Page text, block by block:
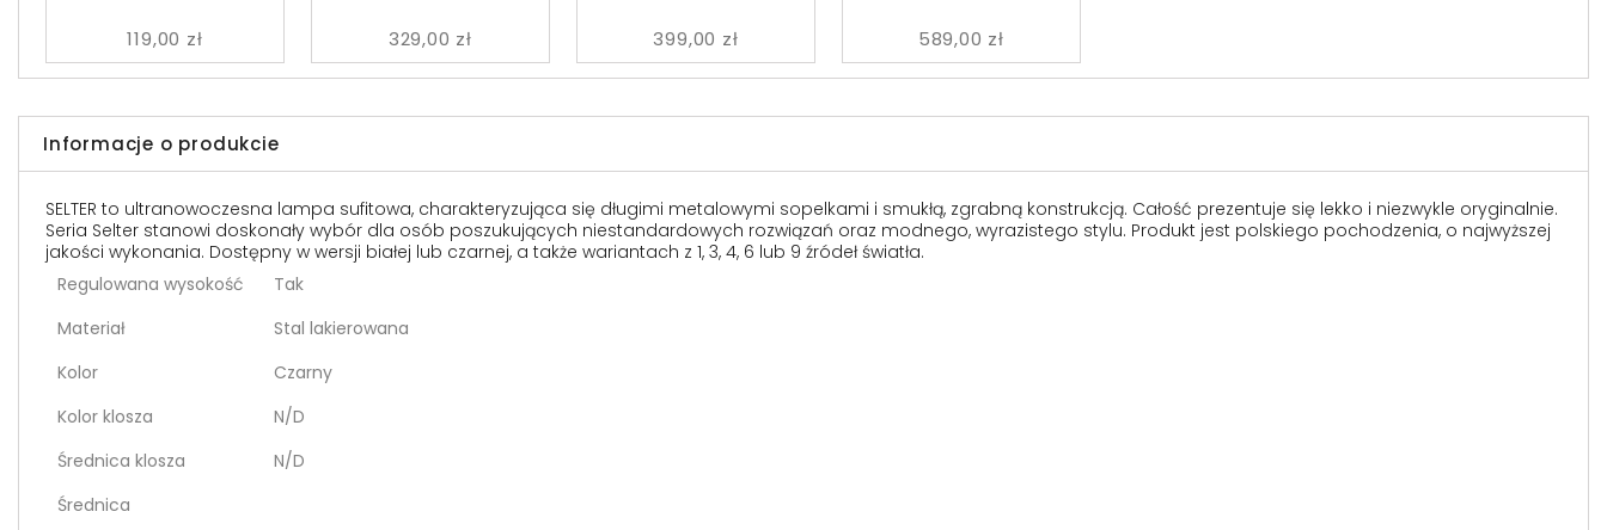
119,00 zł 329,00 zł 399,00 zł 589,00 zł
Informacje o produkcie
SELTER to ultranowoczesna lampa sufitowa, charakteryzująca się długimi metalowymi sopelkami i smukłą, zgrabną konstrukcją. Całość prezentuje się lekko i niezwykle oryginalnie.
Seria Selter stanowi doskonały wybór dla osób poszukujących niestandardowych rozwiązań oraz modnego, wyrazistego stylu. Produkt jest polskiego pochodzenia, o najwyższej
jakości wykonania. Dostępny w wersji białej lub czarnej, a także wariantach z 1, 3, 4, 6 lub 9 źródeł światła.
Regulowana wysokość
Tak
Materiał
Stal lakierowana
Kolor
Czarny
Kolor klosza
N/D
Średnica klosza
N/D
Średnica